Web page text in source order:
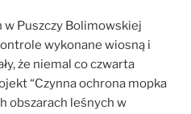
Puszczy Bolimowskiej
wykonane wiosną i
że niemal co czwarta
“Czynna ochrona mopka
obszarach leśnych w